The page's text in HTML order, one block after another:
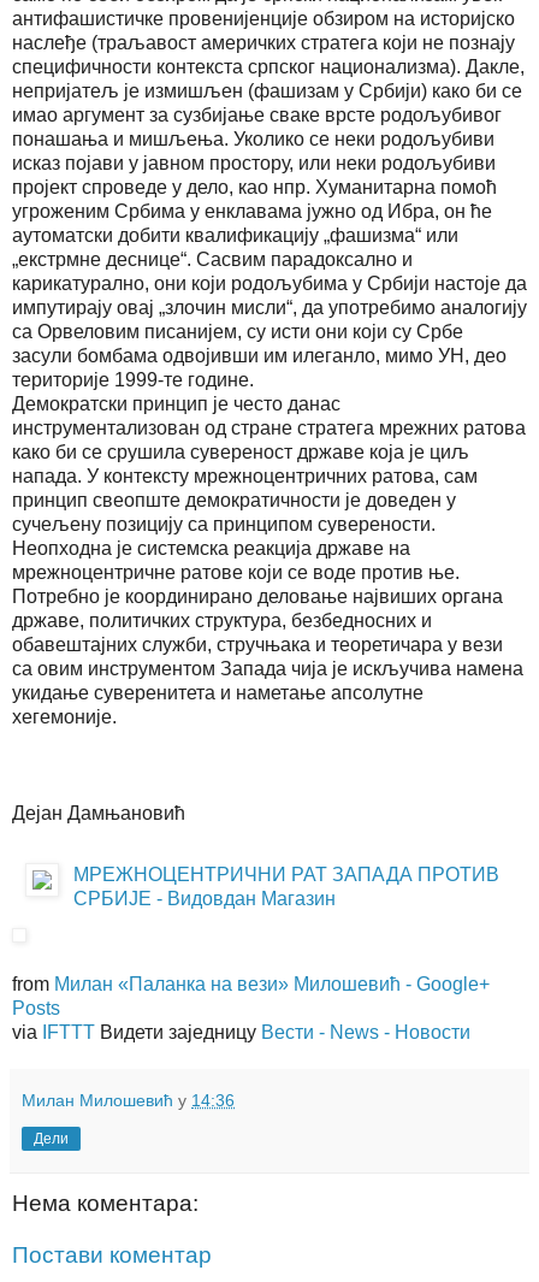
антифашистичке провенијенције обзиром на историјско
наслеђе (траљавост америчких стратега који не познају
специфичности контекста српског национализма). Дакле,
непријатељ је измишљен (фашизам у Србији) како би се
имао аргумент за сузбијање сваке врсте родољубивог
понашања и мишљења. Уколико се неки родољубиви
исказ појави у јавном простору, или неки родољубиви
пројект спроведе у дело, као нпр. Хуманитарна помоћ
угроженим Србима у енклавама јужно од Ибра, он ће
аутоматски добити квалификацију „фашизма“ или
„екстрмне деснице“. Сасвим парадоксално и
карикатурално, они који родољубима у Србији настоје да
импутирају овај „злочин мисли“, да употребимо аналогију
са Орвеловим писанијем, су исти они који су Србе
засули бомбама одвојивши им илеганло, мимо УН, део
територије 1999-те године.
Демократски принцип је често данас
инструментализован од стране стратега мрежних ратова
како би се срушила сувереност државе која је циљ
напада. У контексту мрежноцентричних ратова, сам
принцип свеопште демократичности је доведен у
сучељену позицију са принципом суверености.
Неопходна је системска реакција државе на
мрежноцентричне ратове који се воде против ње.
Потребно је координирано деловање највиших органа
државе, политичких структура, безбедносних и
обавештајних служби, стручњака и теоретичара у вези
са овим инструментом Запада чија је искључива намена
укидање суверенитета и наметање апсолутне
хегемоније.
Дејан Дамњановић
МРЕЖНОЦЕНТРИЧНИ РАТ ЗАПАДА ПРОТИВ
СРБИЈЕ - Видовдан Магазин
from Милан «Паланка на вези» Милошевић - Google+
Posts
via
IFTTT Видети заједницу Вести - News - Новости
Милан Милошевић у 14:36
Дели
Нема коментара:
Постави коментар